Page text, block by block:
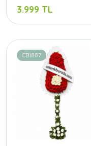
3.999 TL
CB1887